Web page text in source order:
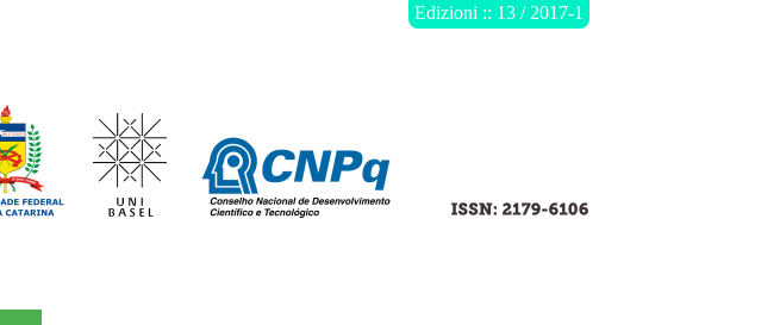
Edizioni :: 13 / 2017-1